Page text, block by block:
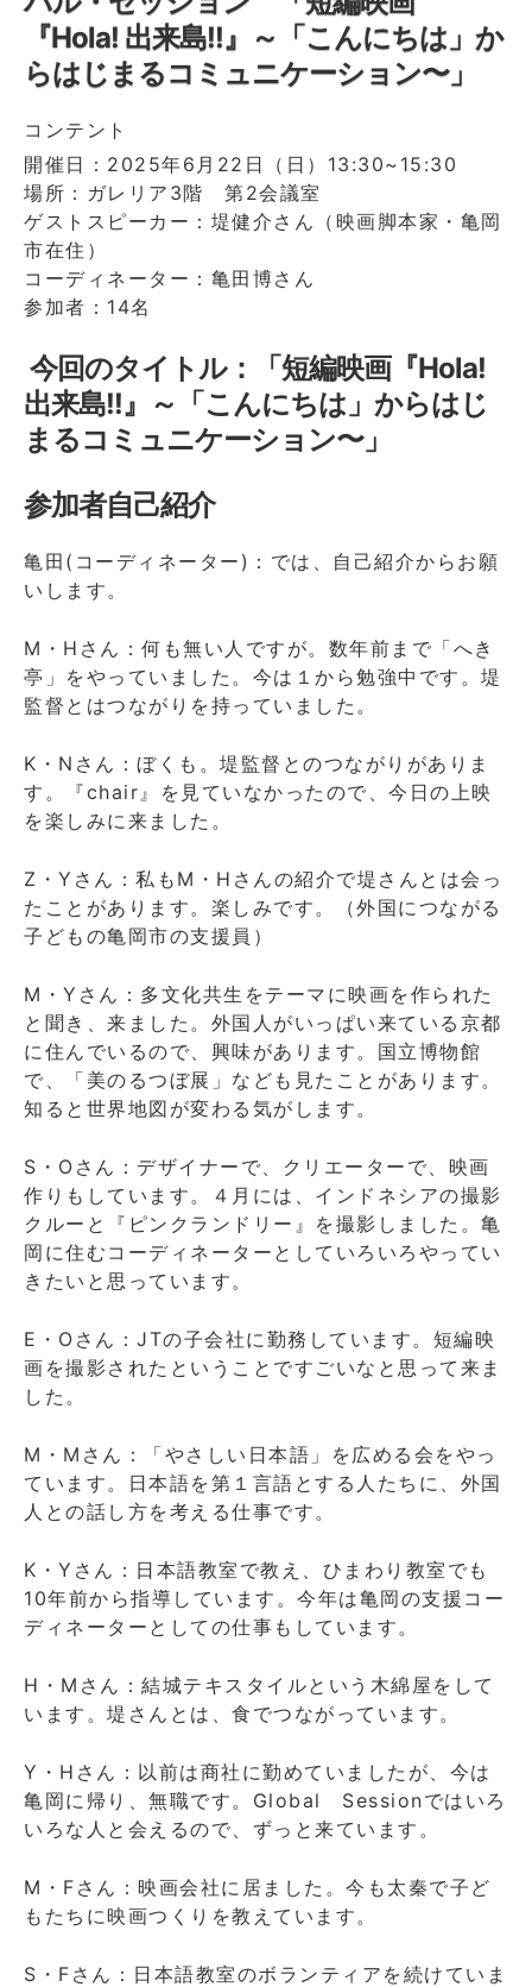
日
（日）
389
グ
ロ
ー
バ
ル・
セ
ッ
シ
ン
「世
界
を
繋
る
は？」
『Hola! 出来島!!』～「こんにちは」か
らはじまるコミュニケーション〜」
コンテント
開催日：2025年6月22日（日）13:30~15:30
場所：ガレリア3階 第2会議室
ゲストスピーカー：堤健介さん（映画脚本家・亀岡
市在住）
コーディネーター：亀田博さん
参加者：14名
今回のタイトル：「短編映画『Hola!
出来島!!』～「こんにちは」からはじ
まるコミュニケーション〜」
参加者自己紹介
亀田(コーディネーター)：では、自己紹介からお願
いします。
M・Hさん：何も無い人ですが。数年前まで「へき
亭」をやっていました。今は１から勉強中です。堤
監督とはつながりを持っていました。
K・Nさん：ぼくも。堤監督とのつながりがありま
す。『chair』を見ていなかったので、今日の上映
を楽しみに来ました。
Z・Yさん：私もM・Hさんの紹介で堤さんとは会っ
たことがあります。楽しみです。（外国につながる
子どもの亀岡市の支援員）
M・Yさん：多文化共生をテーマに映画を作られた
と聞き、来ました。外国人がいっぱい来ている京都
に住んでいるので、興味があります。国立博物館
で、「美のるつぼ展」なども見たことがあります。
知ると世界地図が変わる気がします。
S・Oさん：デザイナーで、クリエーターで、映画
作りもしています。４月には、インドネシアの撮影
クルーと『ピンクランドリー』を撮影しました。亀
岡に住むコーディネーターとしていろいろやってい
きたいと思っています。
E・Oさん：JTの子会社に勤務しています。短編映
画を撮影されたということですごいなと思って来ま
した。
M・Mさん：「やさしい日本語」を広める会をやっ
ています。日本語を第１言語とする人たちに、外国
人との話し方を考える仕事です。
K・Yさん：日本語教室で教え、ひまわり教室でも
10年前から指導しています。今年は亀岡の支援コー
ディネーターとしての仕事もしています。
H・Mさん：結城テキスタイルという木綿屋をして
います。堤さんとは、食でつながっています。
Y・Hさん：以前は商社に勤めていましたが、今は
亀岡に帰り、無職です。Global Sessionではいろ
いろな人と会えるので、ずっと来ています。
M・Fさん：映画会社に居ました。今も太秦で子ど
もたちに映画つくりを教えています。
S・Fさん：日本語教室のボランティアを続けていま